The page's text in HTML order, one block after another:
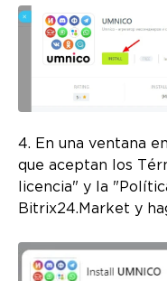
4. En una ventana
que aceptan los
licencia" y la
Bitrix24.Market y